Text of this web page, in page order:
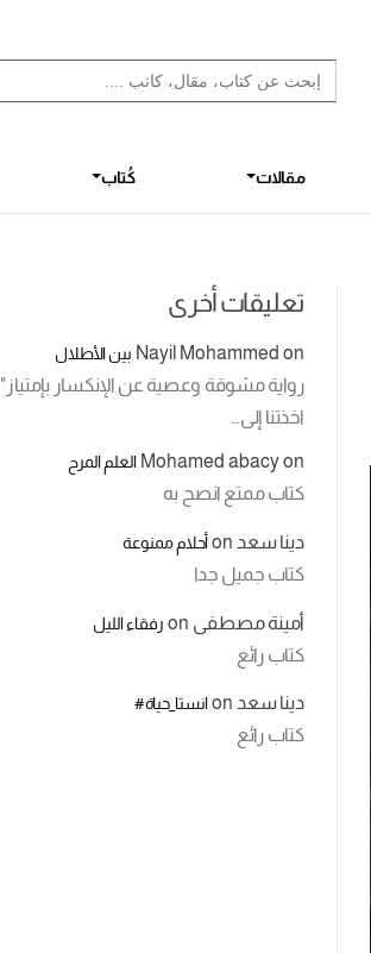
Search
for:
Search Button
مقالات كُتاب
تعليقات أخرى
Nayil Mohammed on بين الأطلال
رواية مشوقة وعصية عن الإنكسار بإمتياز"
اخذتنا إلى…
Mohamed abacyon العلم المرح
كتاب ممتع انصح به
دينا سعد onأحلام ممنوعة
كتاب جميل جدا
أمينة مصطفى on رفقاء الليل
كتاب رائع
دينا سعد onانستا_حياة#
كتاب رائع